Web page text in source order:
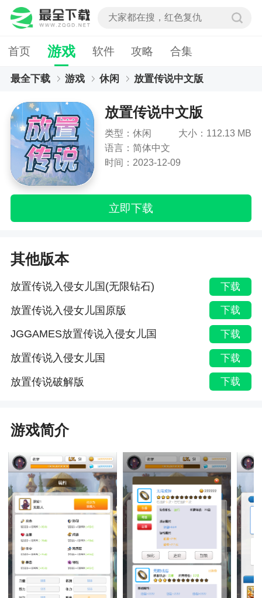
首页 游戏 软件 攻略 合集
最全下载 游戏 休闲 放置传说中文版
放置传说中文版
类型：休闲
大小：112.13 MB
语言：简体中文
时间：2023-12-09
立即下载
其他版本
放置传说入侵女儿国(无限钻石) 下载
放置传说入侵女儿国原版 下载
JGGAMES放置传说入侵女儿国 下载
放置传说入侵女儿国 下载
放置传说破解版 下载
游戏简介